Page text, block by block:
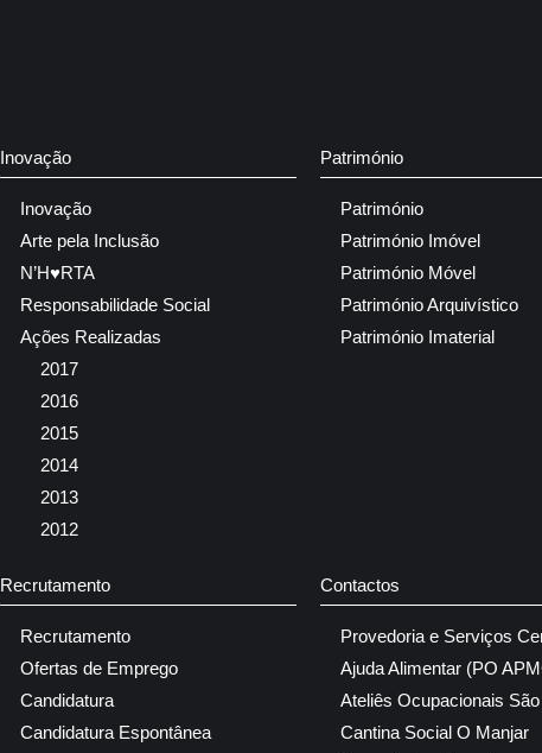
Inovação
Inovação
Arte pela Inclusão
N’H♥RTA
Responsabilidade Social
Ações Realizadas
2017
2016
2015
2014
2013
2012
Património
Património
Património Imóvel
Património Móvel
Património Arquivístico
Património Imaterial
Recrutamento
Recrutamento
Ofertas de Emprego
Candidatura
Candidatura Espontânea
Contactos
Provedoria e Serviços
Ajuda Alimentar (PO
Ateliês Ocupacionais
Cantina Social O Manjar